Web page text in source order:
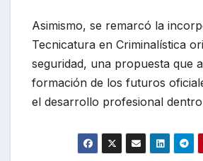
Asimismo, se remarcó la
Tecnicatura en Criminalística
seguridad, una propuesta que
formación de los futuros
el desarrollo profesional